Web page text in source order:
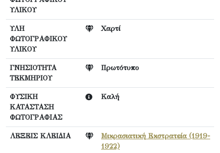
ΥΛΙΚΟΥ
ΥΛΗ
ΦΩΤΟΓΡΑΦΙΚΟΥ
ΥΛΙΚΟΥ
Χαρτί
ΓΝΗΣΙΟΤΗΤΑ
ΤΕΚΜΗΡΙΟΥ
Πρωτότυπο
ΦΥΣΙΚΗ
ΚΑΤΑΣΤΑΣΗ
ΦΩΤΟΓΡΑΦΙΑΣ
Καλή
ΛΕΞΕΙΣ ΚΛΕΙΔΙΑ
Μικρασιατική Εκστρατεία (1919-
1922)